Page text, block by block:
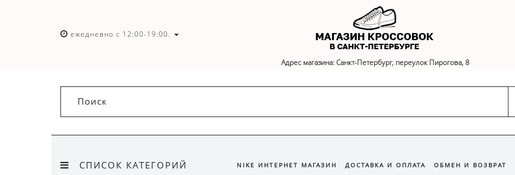
ежедневно с 12:00-19:00.
Адрес магазина: Санкт-Петербург, переулок Пирогова, 8
СПИСОК КАТЕГОРИЙ NIKE ИНТЕРНЕТ МАГАЗИН ДОСТАВКА И ОПЛАТА ОБМЕН И ВОЗВРАТ